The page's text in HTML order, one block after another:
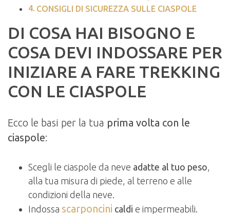
CONSIGLI DI SICUREZZA SULLE CIASPOLE
DI COSA HAI BISOGNO E
COSA DEVI INDOSSARE PER
INIZIARE A FARE TREKKING
CON LE CIASPOLE
Ecco le basi per la tua prima volta con le
ciaspole:
Scegli le ciaspole da neve adatte al tuo peso
alla tua misura di piede, al terreno e alle
condizioni della neve.
Indossa scarponcini caldi e impermeabili.